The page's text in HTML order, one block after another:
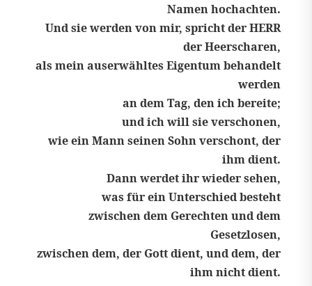
Namen hochachten.
Und sie werden von mir, spricht der HERR
der Heerscharen,
als mein auserwähltes Eigentum behandelt
werden
an dem Tag, den ich bereite;
und ich will sie verschonen,
wie ein Mann seinen Sohn verschont, der
ihm dient.
Dann werdet ihr wieder sehen,
was für ein Unterschied besteht
zwischen dem Gerechten und dem
Gesetzlosen,
zwischen dem, der Gott dient, und dem, der
ihm nicht dient.